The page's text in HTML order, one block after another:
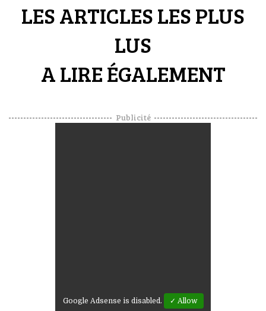
LES ARTICLES LES PLUS
LUS
A LIRE ÉGALEMENT
Publicité
Google Adsense is disabled. ✓ Allow